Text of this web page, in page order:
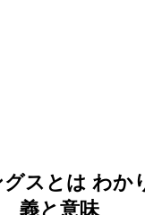
スとは わか
義と意味